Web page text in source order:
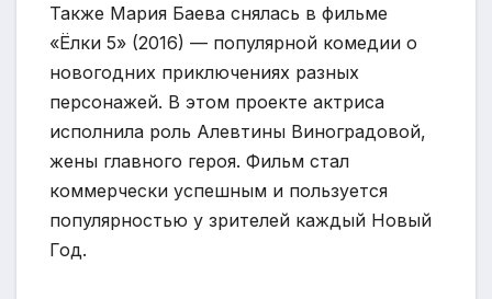
Также Мария Баева снялась в фильме
«Ёлки 5» (2016) — популярной комедии о
новогодних приключениях разных
персонажей. В этом проекте актриса
исполнила роль Алевтины Виноградовой,
жены главного героя. Фильм стал
коммерчески успешным и пользуется
популярностью у зрителей каждый Новый
Год.